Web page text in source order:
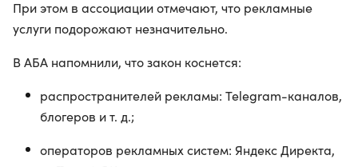
При этом в ассоциации отмечают, что рекламные
услуги подорожают незначительно.
В АБА напомнили, что закон коснется:
распространителей рекламы: Telegram-каналов,
блогеров и т. д.;
операторов рекламных систем: Яндекс Директа,